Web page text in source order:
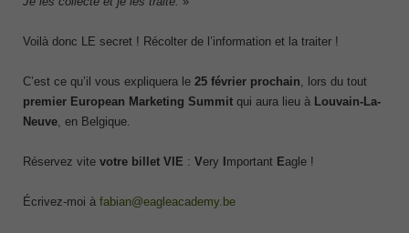
Voilà donc LE secret ! Récolter de l’information et la traiter !
C’est ce qu’il vous expliquera le 25 février prochain, lors du tout
premier European Marketing Summit qui aura lieu à Louvain-La-
Neuve, en Belgique.
Réservez vite votre billet VIE : Very mportant Eagle !
Écrivez-moi à fabian@eagleacademy.be